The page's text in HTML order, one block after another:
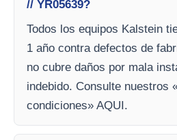
// YR05639?
Todos los equipos Kalstein
1 año contra defectos de
no cubre daños por mala
indebido. Consulte nuestros
condiciones» AQUI.